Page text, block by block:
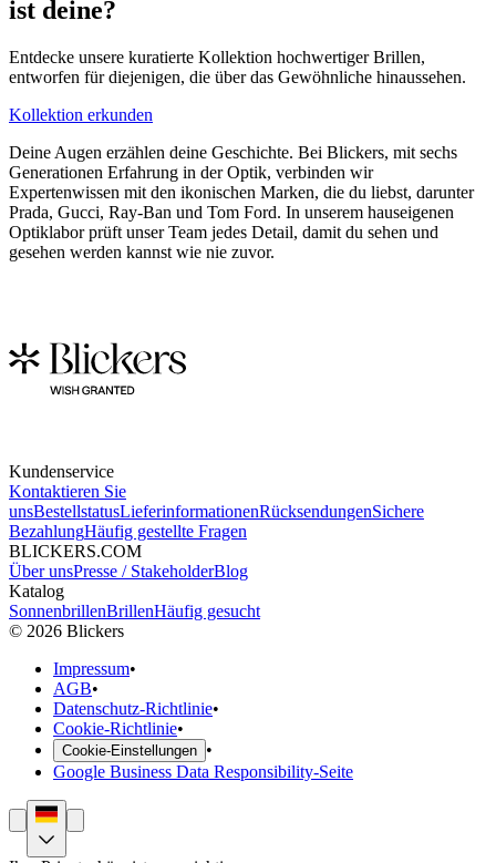
ist deine?
Entdecke unsere kuratierte Kollektion hochwertiger Brillen,
entworfen für diejenigen, die über das Gewöhnliche hinaussehen.
Kollektion erkunden
Deine Augen erzählen deine Geschichte. Bei Blickers, mit sechs
Generationen Erfahrung in der Optik, verbinden wir
Expertenwissen mit den ikonischen Marken, die du liebst, darunter
Prada, Gucci, Ray-Ban und Tom Ford. In unserem hauseigenen
Optiklabor prüft unser Team jedes Detail, damit du sehen und
gesehen werden kannst wie nie zuvor.
Kundenservice
Kontaktieren Sie
unsBestellstatusLieferinformationenRücksendungenSichere
BezahlungHäufig gestellte Fragen
BLICKERS.COM
Über unsPresse / StakeholderBlog
Katalog
SonnenbrillenBrillenHäufig gesucht
© 2026 Blickers
Impressum•
AGB•
Datenschutz-Richtlinie•
Cookie-Richtlinie•
Cookie-Einstellungen •
Google Business Data Responsibility-Seite